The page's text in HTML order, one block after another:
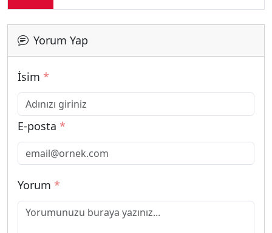
Yorum Yap
İsim *
E-posta *
Yorum *